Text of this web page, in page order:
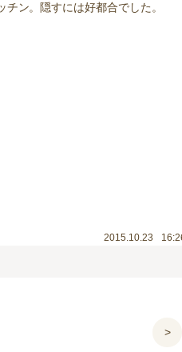
ン。隠すには好都合でした。
2015.10.23
>